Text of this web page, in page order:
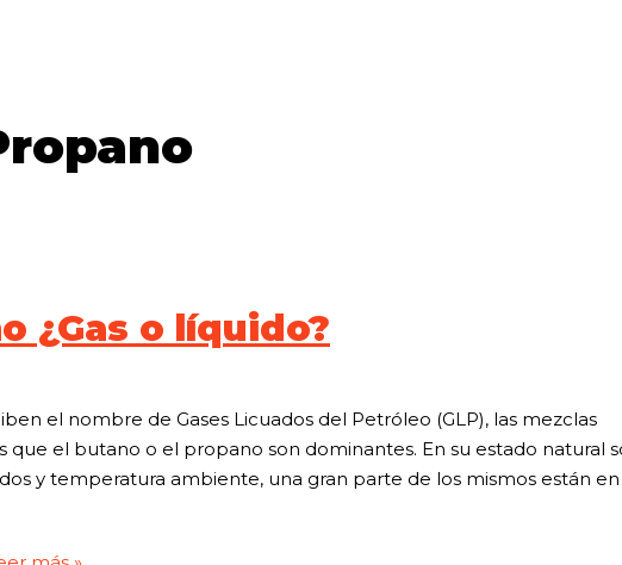
¿Gas o líquido?
el nombre de Gases Licuados del Petróleo (GLP), las mezclas
el butano o el propano son dominantes. En su estado natural
y temperatura ambiente, una gran parte de los mismos están en